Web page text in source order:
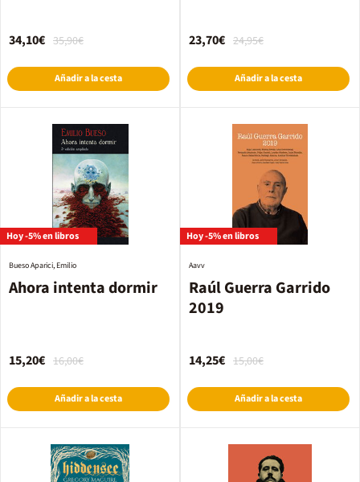
35,90€
34,10€
Añadir a la cesta
24,95€
23,70€
Añadir a la cesta
Hoy -5% en libros
Ahora intenta dormir
Bueso Aparici, Emilio
16,00€
15,20€
Añadir a la cesta
Hoy -5% en libros
Raúl Guerra Garrido
2019
Aavv
15,00€
14,25€
Añadir a la cesta